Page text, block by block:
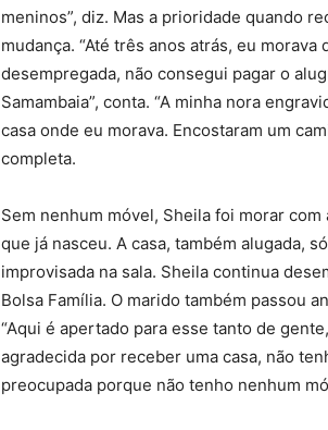
meninos”, diz. Mas a prioridade quando
mudança. “Até três anos atrás, eu
desempregada, não consegui pagar o
Samambaia”, conta. “A minha nora
casa onde eu morava. Encostaram um
completa.
Sem nenhum móvel, Sheila foi morar
que já nasceu. A casa, também alugada,
improvisada na sala. Sheila continua
Bolsa Família. O marido também passou
“Aqui é apertado para esse tanto de
agradecida por receber uma casa, não
preocupada porque não tenho nenhum